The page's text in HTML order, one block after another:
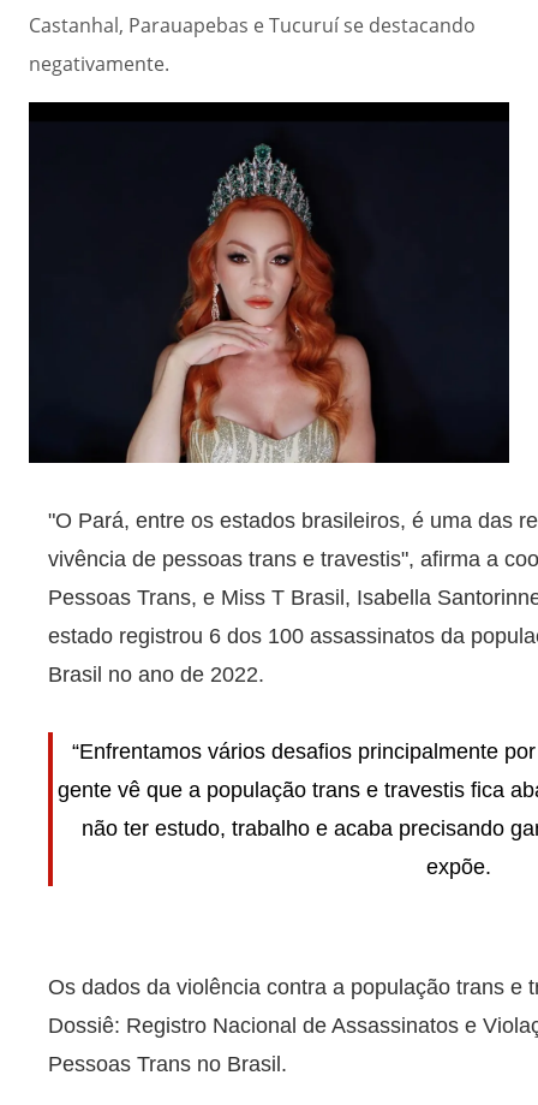
Castanhal, Parauapebas e Tucuruí se destacando
negativamente.
"O Pará, entre os estados brasileiros, é uma das
vivência de pessoas trans e travestis", afirma a
Pessoas Trans, e Miss T Brasil, Isabella
estado registrou 6 dos 100 assassinatos da
Brasil no ano de 2022.
“Enfrentamos vários desafios principalmente
gente vê que a população trans e travestis fica
não ter estudo, trabalho e acaba precisando
expõe.
Os dados da violência contra a população trans e
Dossiê: Registro Nacional de Assassinatos e
Pessoas Trans no Brasil.